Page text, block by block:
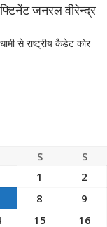
जनरल वीरेन्द्र
से राष्ट्रीय कैडेट कोर
S
S
1
2
8
9
15 16